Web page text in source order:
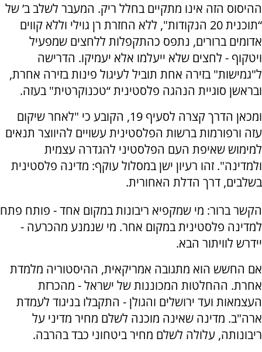
ההיסוס הזה אינו מתקיים בחלל ריק. המעבר לשלב ב’ של
“תוכנית 20 הנקודות", ללא החזרת רן גוילי וללא קווים
אדומים ברורים, נתפס כהתקפלות ללחצים שמפעיל
ויטקוף - לחצים שלא ייעלמו אלא יעמיקו. הדרישה
ל"גמישות" בזירה אחת תוביל לעיגול פינות בזירה אחרת,
ובראשן סוגיית הנהגה פלסטינית “טכנוקרטית" בעזה.
ומכאן הדרך קצרה לסעיף 19, הקובע כי "לאחר שיקום
עזה ורפורמות ברשות הפלסטינית עשויים להיווצר תנאים
למימוש שאיפת העם הפלסטיני להגדרה עצמית
ולמדינה". זהו רעיון ישן במסלול עוקף: מדינה פלסטינית
בשלבים, דרך הדלת האחורית.
הקשר ברור: מי שמקפיא ריבונות במקום אחד - פותח פתח
למדינה פלסטינית במקום אחר. מי שנמנע מהכרעה -
יידרש לוויתור הבא.
אם החשש הוא מתגובה אמריקאית, ההיסטוריה מלמדת
אחרת. ההחלטות המכוננות של ישראל - מהכרזת
העצמאות ועד ירושלים והגולן - התקבלו בניגוד לעמדת
ארה"ב. מדינה שאינה מוכנה לשלם מחיר מדיני על
ריבונותה, עלולה לשלם מחיר ביטחוני כבד בהרבה.